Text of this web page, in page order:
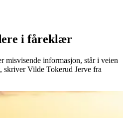
i fåreklær
misvisende informasjon, står i veien
skriver Vilde Tokerud Jerve fra